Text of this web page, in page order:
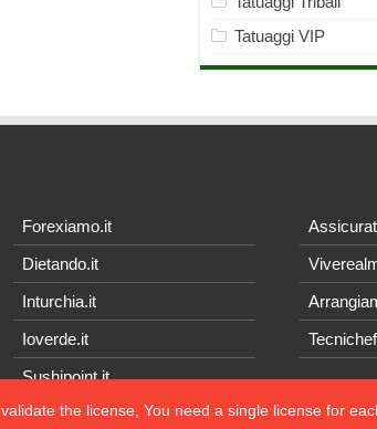
Tatuaggi VIP
Forexiamo.it
Dietando.it
Inturchia.it
Ioverde.it
Sushipoint.it
the license, You need a single license for